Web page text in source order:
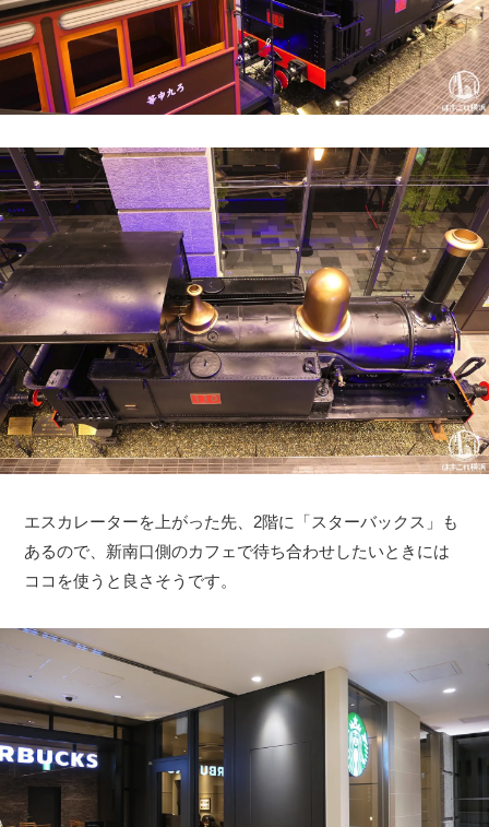
エスカレーターを上がった先、2階に「スターバックス」も
あるので、新南口側のカフェで待ち合わせしたいときには
ココを使うと良さそうです。